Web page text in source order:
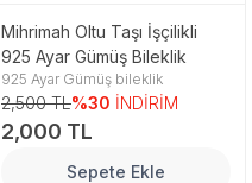
Mihrimah Oltu Taşı İşçilikli
925 Ayar Gümüş Bileklik
925 Ayar Gümüş bileklik
2,500 TL%30 İNDİRİM
2,000 TL
Sepete Ekle